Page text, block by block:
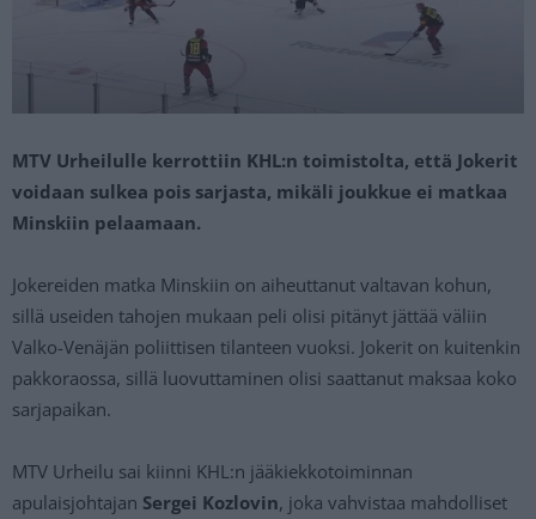
MTV Urheilulle kerrottiin KHL:n toimistolta, että Jokerit
voidaan sulkea pois sarjasta, mikäli joukkue ei matkaa
Minskiin pelaamaan.
Jokereiden matka Minskiin on aiheuttanut valtavan kohun,
sillä useiden tahojen mukaan peli olisi pitänyt jättää väliin
Valko-Venäjän poliittisen tilanteen vuoksi. Jokerit on kuitenkin
pakkoraossa, sillä luovuttaminen olisi saattanut maksaa koko
sarjapaikan.
MTV Urheilu sai kiinni KHL:n jääkiekkotoiminnan
apulaisjohtajan Sergei Kozlovin, joka vahvistaa mahdolliset